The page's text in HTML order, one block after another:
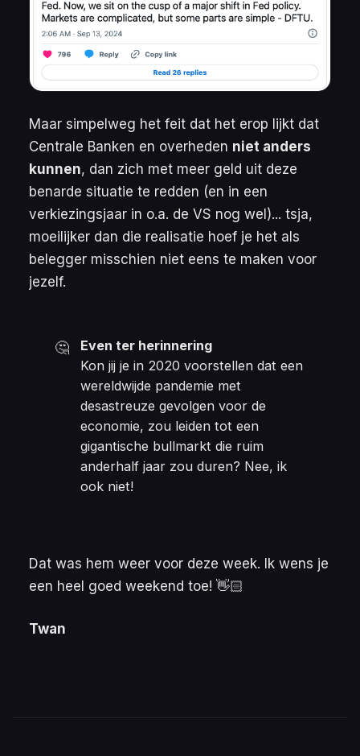
Maar simpelweg het feit dat het erop lijkt dat
Centrale Banken en overheden niet anders
kunnen, dan zich met meer geld uit deze
benarde situatie te redden (en in een
verkiezingsjaar in o.a. de VS nog wel)... tsja,
moeilijker dan die realisatie hoef je het als
belegger misschien niet eens te maken voor
jezelf.
🤔
Even ter herinnering
Kon jij je in 2020 voorstellen dat een
wereldwijde pandemie met
desastreuze gevolgen voor de
economie, zou leiden tot een
gigantische bullmarkt die ruim
anderhalf jaar zou duren? Nee, ik
ook niet!
Dat was hem weer voor deze week. Ik wens je
een heel goed weekend toe! 👋🏻
Twan